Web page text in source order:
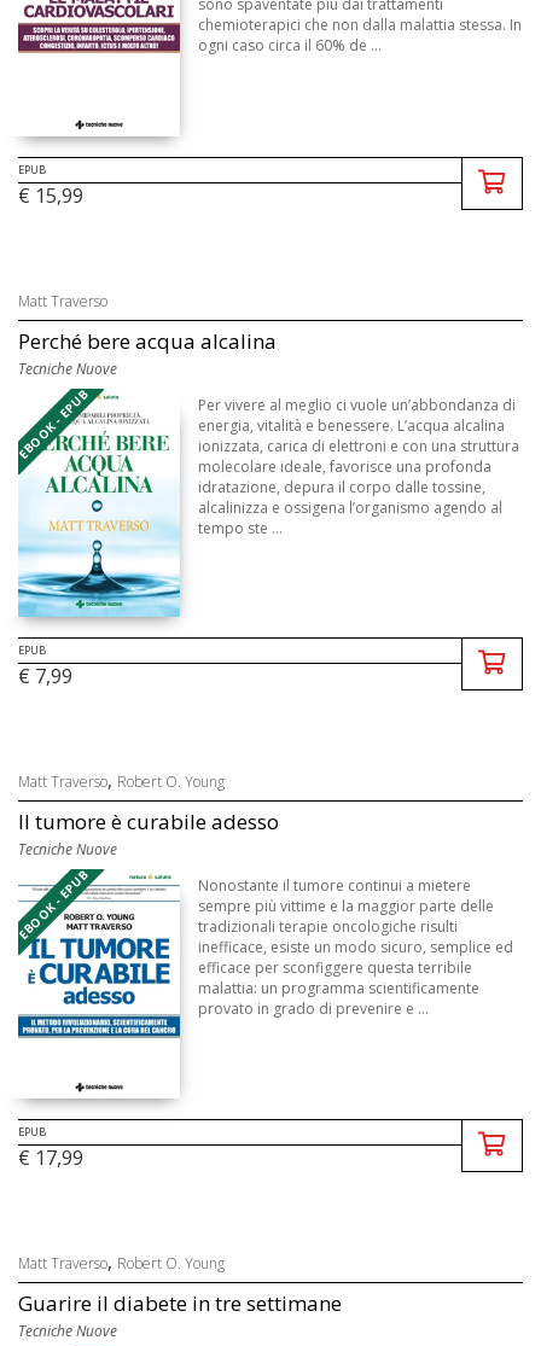
sono spaventate più dai trattamenti
chemioterapici che non dalla malattia stessa. In
ogni caso circa il 60% de ...
EPUB
€ 15,99
Matt Traverso
Perché bere acqua alcalina
Tecniche Nuove
EBOOK - EPUB
Per vivere al meglio ci vuole un’abbondanza di
energia, vitalità e benessere. L’acqua alcalina
ionizzata, carica di elettroni e con una struttura
molecolare ideale, favorisce una profonda
idratazione, depura il corpo dalle tossine,
alcalinizza e ossigena l’organismo agendo al
tempo ste ...
EPUB
€ 7,99
Matt Traverso, Robert O. Young
Il tumore è curabile adesso
Tecniche Nuove
EBOOK - EPUB
Nonostante il tumore continui a mietere
sempre più vittime e la maggior parte delle
tradizionali terapie oncologiche risulti
inefficace, esiste un modo sicuro, semplice ed
efficace per sconfiggere questa terribile
malattia: un programma scientificamente
provato in grado di prevenire e ...
EPUB
€ 17,99
Matt Traverso, Robert O. Young
Guarire il diabete in tre settimane
Tecniche Nuove